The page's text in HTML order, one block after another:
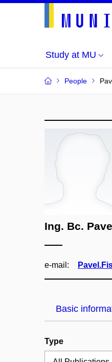
Study at MU
People
Ing. Bc.
e‑mail:
Basic
Type